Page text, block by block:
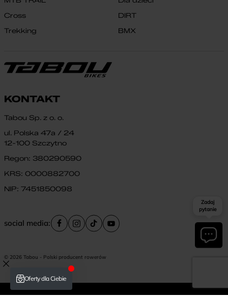
Cross
Trekking
DIRT
BMX
KONTAKT
Tabou Sp. z o. o.
ul. Polska 47a / 24
12-100 Szczytno
Regon: 380290590
KRS: 0000882700
NIP: 7451850098
social media:
© 2026 Tabou - Polski producent rowerów
Zadaj
pytanie